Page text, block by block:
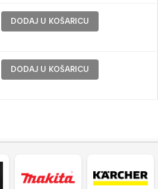
DODAJ U KOŠARICU
DODAJ U KOŠARICU